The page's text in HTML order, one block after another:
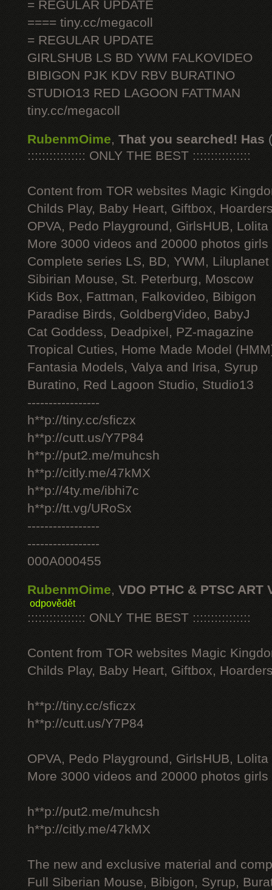
= REGULAR UPDATE
==== tiny.cc/megacoll
= REGULAR UPDATE
GIRLSHUB LS BD YWM FALKOVIDEO
BIBIGON PJK KDV RBV BURATINO
STUDIO13 RED LAGOON FATTMAN
tiny.cc/megacoll
RubenmOime, That you searched! Has
:::::::::::::::: ONLY THE BEST ::::::::::::::::
Content from TOR websites Magic
Childs Play, Baby Heart, Giftbox,
OPVA, Pedo Playground, GirlsHUB, Lolita
More 3000 videos and 20000 photos
Complete series LS, BD, YWM, Liluplanet
Sibirian Mouse, St. Peterburg, Moscow
Kids Box, Fattman, Falkovideo, Bibigon
Paradise Birds, GoldbergVideo, BabyJ
Cat Goddess, Deadpixel, PZ-magazine
Tropical Cuties, Home Made Model
Fantasia Models, Valya and Irisa, Syrup
Buratino, Red Lagoon Studio, Studio13
-----------------
h**p://tiny.cc/sficzx
h**p://cutt.us/Y7P84
h**p://put2.me/muhcsh
h**p://citly.me/47kMX
h**p://4ty.me/ibhi7c
h**p://tt.vg/URoSx
-----------------
-----------------
000A000455
RubenmOime, VDO PTHC & PTSC ART
odpovědět
:::::::::::::::: ONLY THE BEST ::::::::::::::::
Content from TOR websites Magic
Childs Play, Baby Heart, Giftbox,
h**p://tiny.cc/sficzx
h**p://cutt.us/Y7P84
OPVA, Pedo Playground, GirlsHUB, Lolita
More 3000 videos and 20000 photos
h**p://put2.me/muhcsh
h**p://citly.me/47kMX
The new and exclusive material and
Full Siberian Mouse, Bibigon, Syrup,